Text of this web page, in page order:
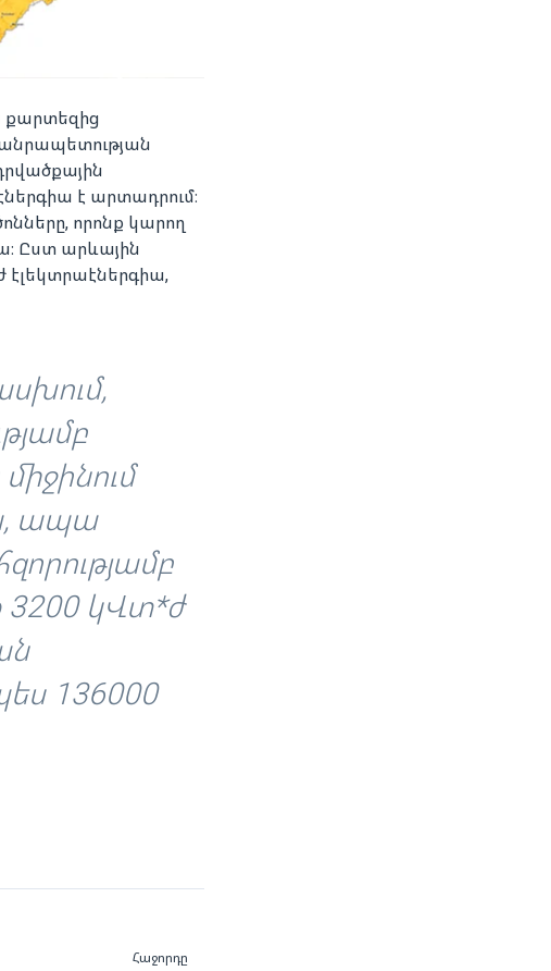
քարտեզից
է արտադրում։
որոնք կարող
Ըստ արևային
ապա
3200 կՎտ*ժ
136000
Հաջորդը